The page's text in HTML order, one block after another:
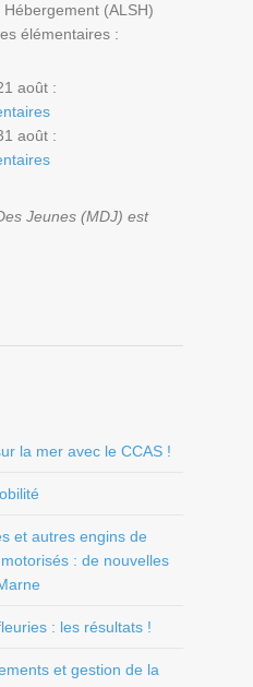
Hébergement (ALSH)
élémentaires :
août :
août :
Jeunes (MDJ) est
la mer avec le CCAS !
et autres engins de
: de nouvelles
: les résultats !
et gestion de la